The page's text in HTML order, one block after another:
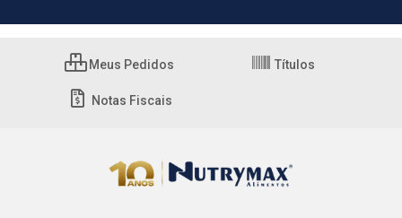
Meus Pedidos Títulos
Notas Fiscais